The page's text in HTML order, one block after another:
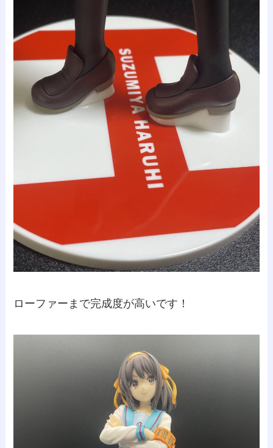
ローファーまで完成度が高いです！